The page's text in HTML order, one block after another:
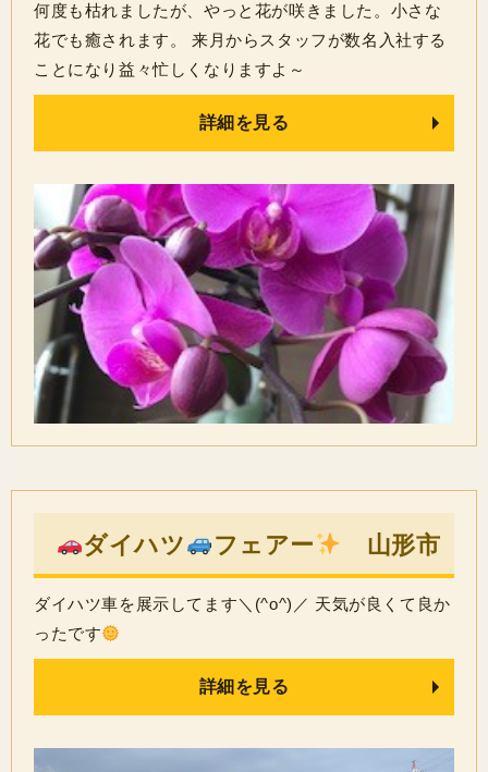
何度も枯れましたが、やっと花が咲きました。小さな
花でも癒されます。 来月からスタッフが数名入社する
ことになり益々忙しくなりますよ～
詳細を見る
ダイハツ フェアー 山形市
ダイハツ車を展示してます＼(^o^)／ 天気が良くて良か
ったです
詳細を見る